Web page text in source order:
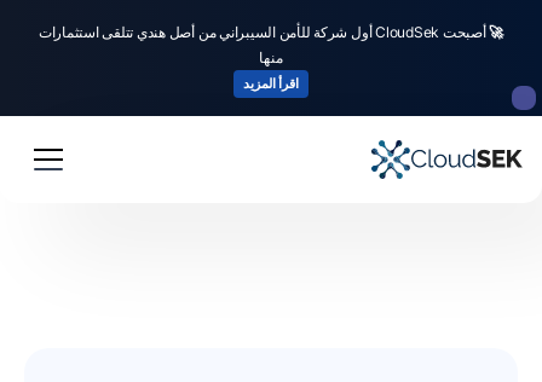
🚀
أصبحت CloudSek أول شركة للأمن السيبراني من أصل هندي تتلقى استثمارات
منها
اقرأ المزيد